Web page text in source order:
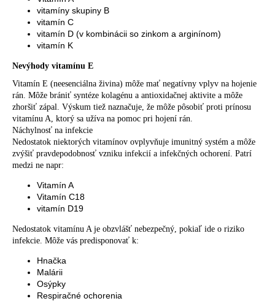
vitamíny skupiny B
vitamín C
vitamín D (v kombinácii so zinkom a arginínom)
vitamín K
Nevýhody vitamínu E
Vitamín E (neesenciálna živina) môže mať negatívny vplyv na hojenie
rán. Môže brániť syntéze kolagénu a antioxidačnej aktivite a môže
zhoršiť zápal. Výskum tiež naznačuje, že môže pôsobiť proti prínosu
vitamínu A, ktorý sa užíva na pomoc pri hojení rán.
Náchylnosť na infekcie
Nedostatok niektorých vitamínov ovplyvňuje imunitný systém a môže
zvýšiť pravdepodobnosť vzniku infekcií a infekčných ochorení. Patrí
medzi ne napr:
Vitamín A
Vitamín C18
vitamín D19
Nedostatok vitamínu A je obzvlášť nebezpečný, pokiaľ ide o riziko
infekcie. Môže vás predisponovať k:
Hnačka
Malárii
Osýpky
Respiračné ochorenia